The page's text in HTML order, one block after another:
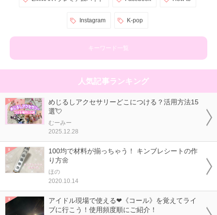
Instagram K-pop
キーワード一覧
人気記事ランキング
めじるしアクセサリーどこにつける？活用方法15
選💘
むーみー
2025.12.28
100均で材料が揃っちゃう！ キンブレシートの作
り方🌼
ほの
2020.10.14
アイドル現場で使える❤《コール》を覚えてライ
ブに行こう！使用頻度順にご紹介！